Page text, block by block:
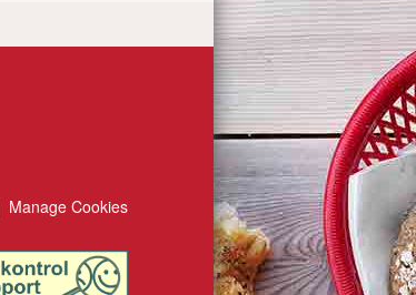
Manage Cookies